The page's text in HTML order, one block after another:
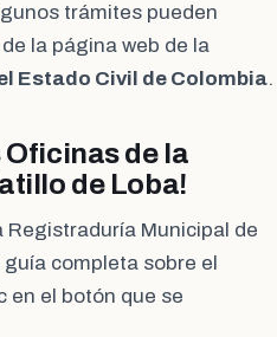
trámites pueden
la página web de la
Estado Civil de Colombia.
Oficinas de la
de Loba!
Registraduría Municipal de
completa sobre el
en el botón que se